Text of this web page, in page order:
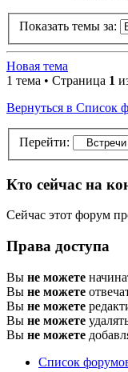
Показать темы за:
Новая тема
1 тема • Страница 1
Вернуться в Список
Перейти:
Кто сейчас на
Сейчас этот форум
Права доступа
Вы не можете
Вы не можете
Вы не можете
Вы не можете
Вы не можете
Список